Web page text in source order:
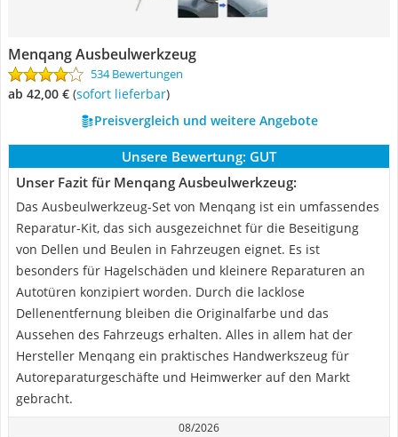
Menqang Ausbeulwerkzeug
534 Bewertungen
ab 42,00 € ( Sofort lieferbar)
Preisvergleich und weitere Angebote
Unsere Bewertung: GUT
Unser Fazit für Menqang Ausbeulwerkzeug:
Das Ausbeulwerkzeug-Set von Menqang ist ein umfassendes
Reparatur-Kit, das sich ausgezeichnet für die Beseitigung
von Dellen und Beulen in Fahrzeugen eignet. Es ist
besonders für Hagelschäden und kleinere Reparaturen an
Autotüren konzipiert worden. Durch die lacklose
Dellenentfernung bleiben die Originalfarbe und das
Aussehen des Fahrzeugs erhalten. Alles in allem hat der
Hersteller Menqang ein praktisches Handwerkszeug für
Autoreparaturgeschäfte und Heimwerker auf den Markt
gebracht.
08/2026